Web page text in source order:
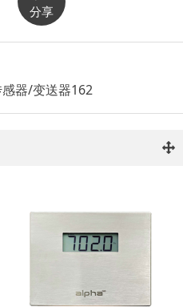
分享
器/变送器162